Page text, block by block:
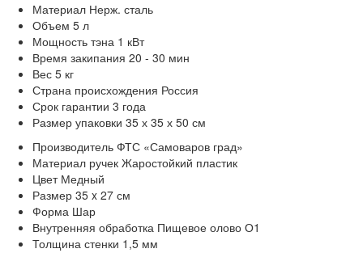
Материал Нерж. сталь
Объем 5 л
Мощность тэна 1 кВт
Время закипания 20 - 30 мин
Вес 5 кг
Страна происхождения Россия
Срок гарантии 3 года
Размер упаковки 35 х 35 х 50 см
Производитель ФТС «Самоваров град»
Материал ручек Жаростойкий пластик
Цвет Медный
Размер 35 x 27 см
Форма Шар
Внутренняя обработка Пищевое олово О1
Толщина стенки 1,5 мм